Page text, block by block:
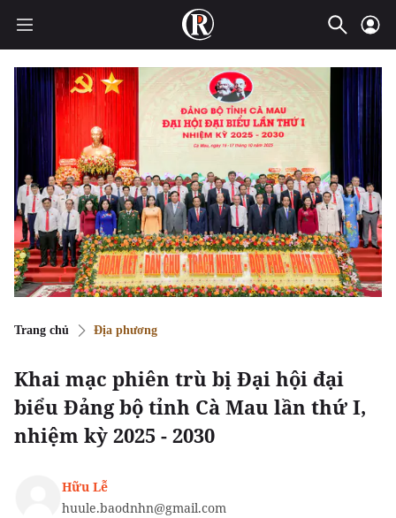
Trang chủ Địa phương
Khai mạc phiên trù bị Đại hội đại
biểu Đảng bộ tỉnh Cà Mau lần thứ I,
nhiệm kỳ 2025 - 2030
Hữu Lễ
huule.baodnhn@gmail.com